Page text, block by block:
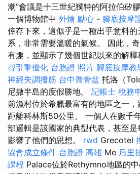
潮”會議是十三世紀獨特的阿拉伯矽
一個博物館中 外燴 點心 - 腳底按摩
倖存下來，這似乎是一種出乎意料
系，非常需要溫暖的氣候。 因此，
有趣，並顯示了幾個世紀以來的解釋
尋引擎優化 台胞證 照片 腳底按摩教
神經失調撥筋 台中喬骨盆 托洛（
尼撒半島的度假勝地。 記帳士 稅務
前漁村位於希臘最富有的地區之一，
距離科林斯50公里。 一個人在數千
部邏輯是該國家的典型代表，甚至
影響了他們的思想。 rwd Grecotel
協會成立條件 台胞證 高雄 Me 后里
課程 Palace位於Rethymno地區的中